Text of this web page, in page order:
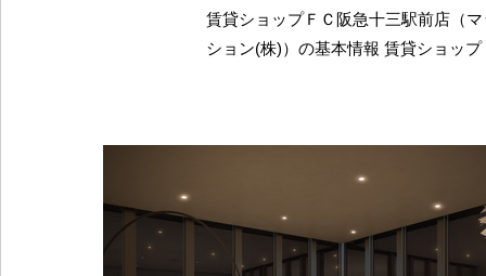
賃貸ショップＦＣ阪急十三駅前店（
ション(株)）の基本情報 賃貸ショッ